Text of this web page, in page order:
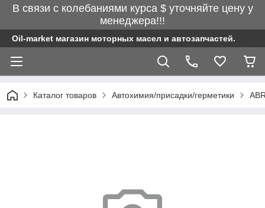
В связи с колебаниями курса $ уточняйте цену у
менеджера!!!
Oil-market магазин моторных масел и автозапчастей.
Каталог товаров Автохимия/присадки/герметики